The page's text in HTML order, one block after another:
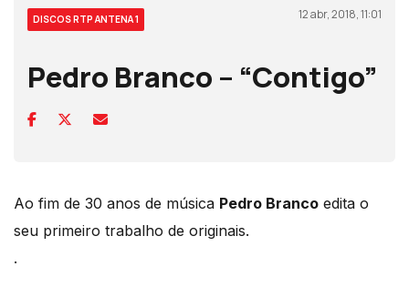
DISCOS RTP ANTENA 1 12 abr, 2018, 11:01
Pedro Branco – “Contigo”
Ao fim de 30 anos de música Pedro Branco edita o
seu primeiro trabalho de originais.
.